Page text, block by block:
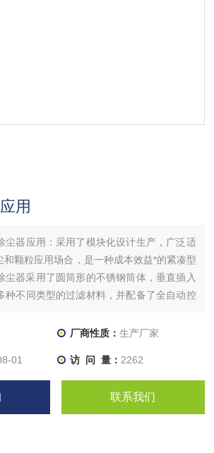
用
尘器应用：采用了模块化设计生产，广泛适
和颗粒应用场合，是一种成本效益*的紧凑型
尘器采用了圆筒形的不锈钢筒体，垂直插入
种不同类型的过滤材料，并配备了全自动控
厂商性质： 生产厂家
01 访 问 量： 2262
联系我们